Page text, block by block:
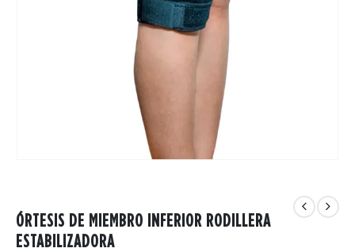
ÓRTESIS DE MIEMBRO INFERIOR RODILLERA
ESTABILIZADORA